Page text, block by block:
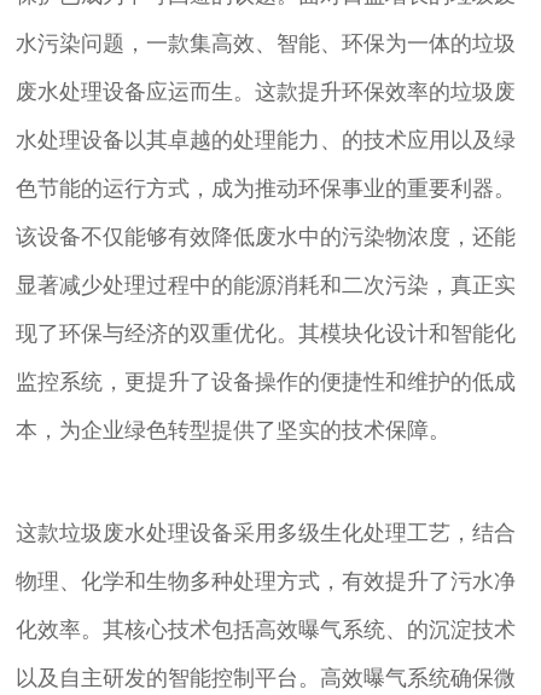
水污染问题，一款集高效、智能、环保为一体的垃圾
废水处理设备应运而生。这款提升环保效率的垃圾废
水处理设备以其卓越的处理能力、的技术应用以及绿
色节能的运行方式，成为推动环保事业的重要利器。
该设备不仅能够有效降低废水中的污染物浓度，还能
显著减少处理过程中的能源消耗和二次污染，真正实
现了环保与经济的双重优化。其模块化设计和智能化
监控系统，更提升了设备操作的便捷性和维护的低成
本，为企业绿色转型提供了坚实的技术保障。
这款垃圾废水处理设备采用多级生化处理工艺，结合
物理、化学和生物多种处理方式，有效提升了污水净
化效率。其核心技术包括高效曝气系统、的沉淀技术
以及自主研发的智能控制平台。高效曝气系统确保微